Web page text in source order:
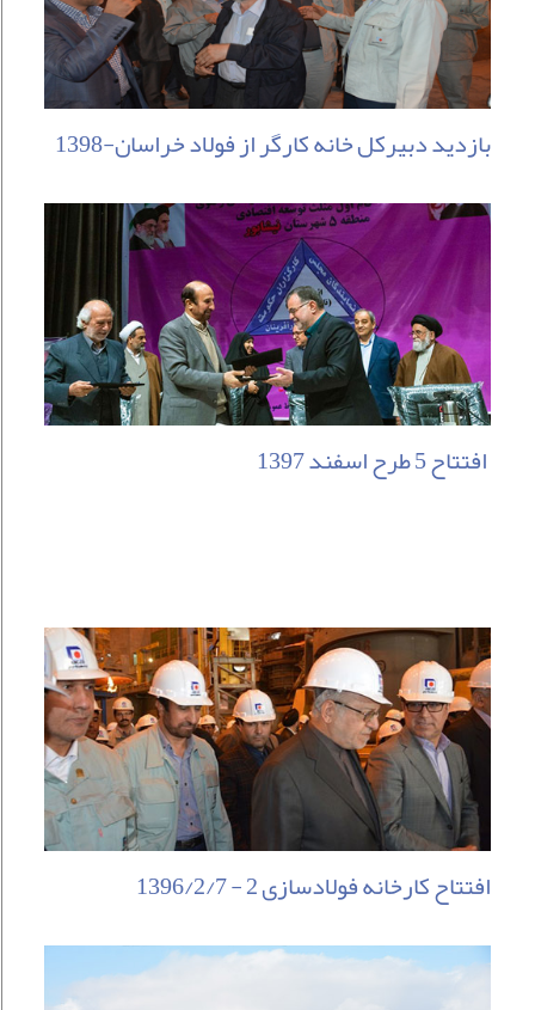
بازدید دبیرکل خانه کارگر از فولاد خراسان-1398
افتتاح 5 طرح اسفند 1397
افتتاح کارخانه فولادسازی 2 - 1396/2/7